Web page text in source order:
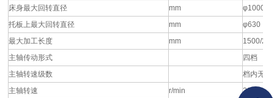
床身最大回转直径
mm
φ1000
托板上最大回转直径
mm
φ630
最大加工长度
mm
1500/
主轴传动形式
四档
主轴转速级数
档内无极
主轴转速
r/min
30-84/